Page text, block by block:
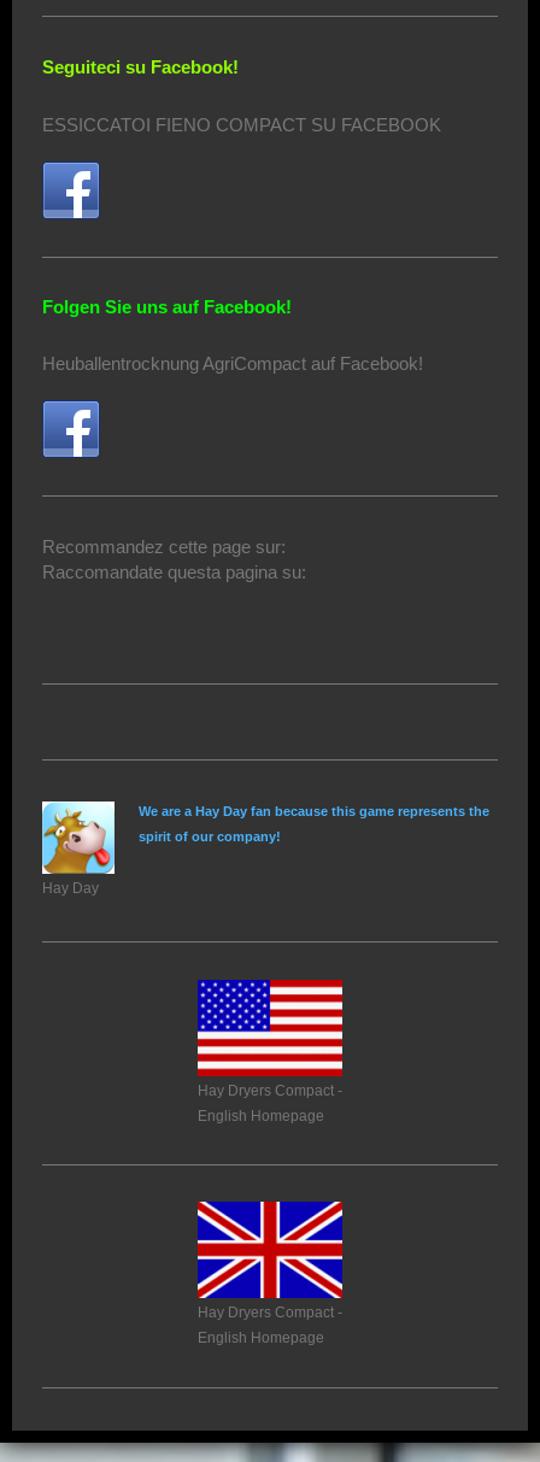
Seguiteci su Facebook!
ESSICCATOI FIENO COMPACT SU FACEBOOK
Folgen Sie uns auf Facebook!
Heuballentrocknung AgriCompact auf Facebook!
Recommandez cette page sur:
Raccomandate questa pagina su:
Hay Day
We are a Hay Day fan because this game represents the
spirit of our company!
Hay Dryers Compact -
English Homepage
Hay Dryers Compact -
English Homepage